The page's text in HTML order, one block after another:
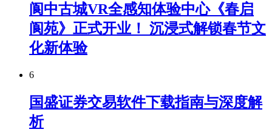
阆中古城VR全感知体验中心《春启
阆苑》正式开业！ 沉浸式解锁春节文
化新体验
6
国盛证券交易软件下载指南与深度解
析